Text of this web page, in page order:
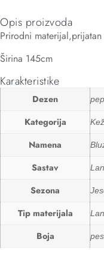
Opis proizvoda
Prirodni
Širina 145cm
Karakteristike
Dezen
Kategorija
Namena
Sastav Lan
Sezona
Tip materijala Lan
Boja